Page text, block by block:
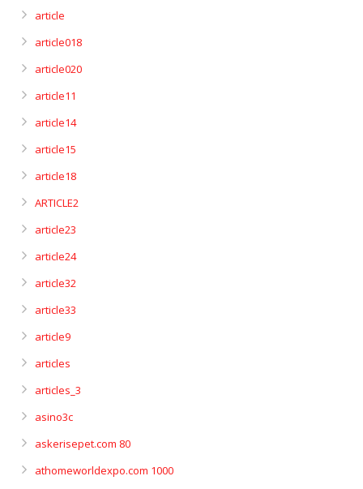
article
article018
article020
article11
article14
article15
article18
ARTICLE2
article23
article24
article32
article33
article9
articles
articles_3
asino3c
askerisepet.com 80
athomeworldexpo.com 1000